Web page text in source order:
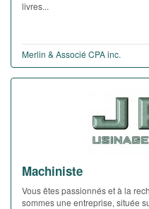
livres...
Merlin & Associé CPA inc.
Machiniste
Vous êtes passionnés et à la
sommes une entreprise, située